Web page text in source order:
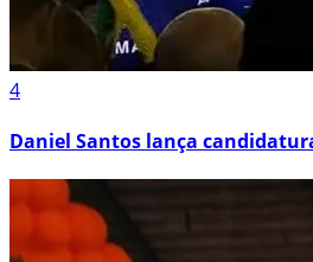
4
Daniel Santos lança